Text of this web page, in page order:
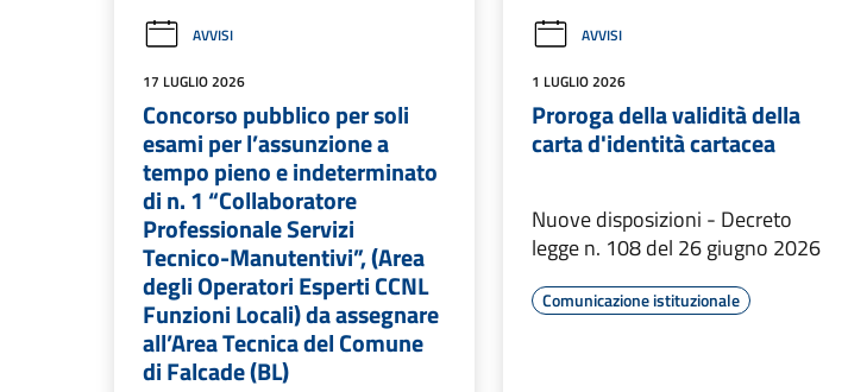
AVVISI
17 LUGLIO 2026
Concorso pubblico per soli
esami per l’assunzione a
tempo pieno e indeterminato
di n. 1 “Collaboratore
Professionale Servizi
Tecnico-Manutentivi”, (Area
degli Operatori Esperti CCNL
Funzioni Locali) da assegnare
all’Area Tecnica del Comune
di Falcade (BL)
AVVISI
1 LUGLIO 2026
Proroga della validità della
carta d'identità cartacea
Nuove disposizioni - Decreto
legge n. 108 del 26 giugno 2026
Comunicazione istituzionale